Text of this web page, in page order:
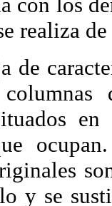
realiza
de
y se